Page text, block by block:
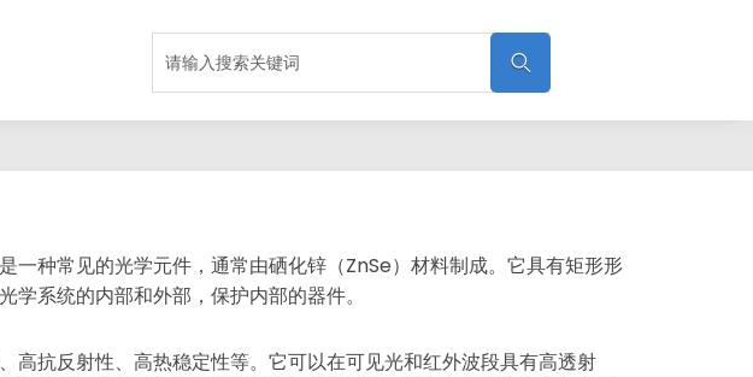

一种常见的光学元件，通常由硒化锌（ZnSe）材料制成。它具有矩形形
学系统的内部和外部，保护内部的器件。
高抗反射性、高热稳定性等。它可以在可见光和红外波段具有高透射